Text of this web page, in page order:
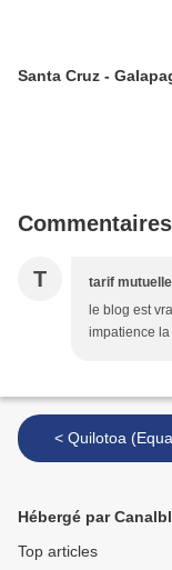
Santa Cruz -
Commentaires
T tarif mutuelle
le blog est
impatience
< Quilotoa
Hébergé par
Top articles